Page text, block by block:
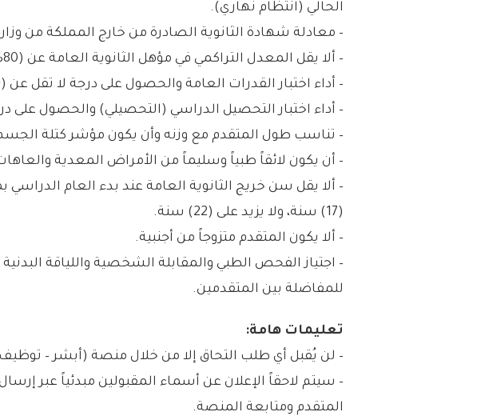
الحالي (انتظام نهاري).
– معادلة شهادة الثانوية الصادرة من خارج المملكة من
– ألا يقل المعدل التراكمي في مؤهل الثانوية العامة عن (80%).
– أداء اختبار القدرات العامة والحصول على درجة لا تقل عن (70%).
– أداء اختبار التحصيل الدراسي (التحصيلي) والحصول على درجة
– تناسب طول المتقدم مع وزنه وأن يكون مؤشر كتلة
– أن يكون لائقاً طبياً وسليماً من الأمراض المعدية
– ألا يقل سن خريج الثانوية العامة عند بدء العام
(17) سنة، ولا يزيد على (22) سنة.
– ألا يكون المتقدم متزوجاً من أجنبية.
– اجتياز الفحص الطبي والمقابلة الشخصية واللياقة البدنية
للمفاضلة بين المتقدمين.
تعليمات هامة:
– لن يُقبل أي طلب التحاق إلا من خلال منصة (أبشر – توظيف)
– سيتم لاحقاً الإعلان عن أسماء المقبولين مبدئياً عبر
المتقدم ومتابعة المنصة.